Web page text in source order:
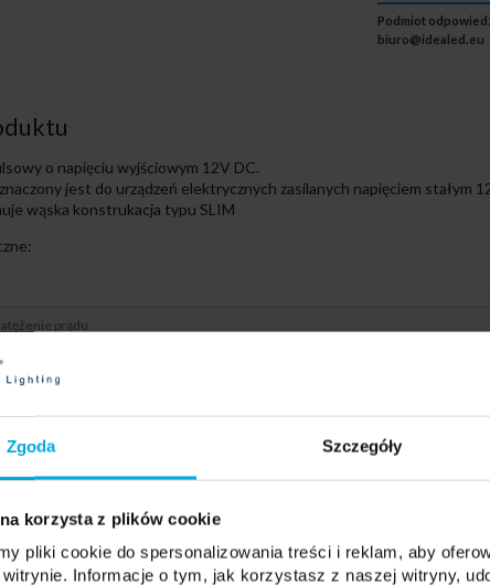
Zgoda Szczegóły
korzysta z plików cookie
pliki cookie do spersonalizowania treści i reklam, aby
Informacje o tym, jak korzystasz z naszej witryny,
Podmiot
biuro@idealed.eu
o napięciu wyjściowym 12V DC.
jest do urządzeń elektrycznych zasilanych napięciem stałym
wąska konstrukacja typu SLIM
prądu